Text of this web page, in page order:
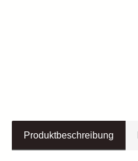
Produktbeschreibung